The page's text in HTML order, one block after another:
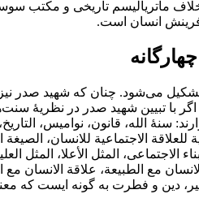
ماتریالیسم تاریخی و مکتب
انسان است‌‌‌‌.
١١٥‌‌‌‌، ٢٠٩٢١٠‌‌‌‌، ٢٦٢ و ٢٩٥٢٩٧) اگر با
سنۀ الله‌‌‌‌‌‌، قانون‌‌‌‌‌‌، نوامیس‌‌‌‌‌‌، التاریخ‌‌‌‌‌‌،
للعلاقة‌ الاجتماعیة للانسان‌‌‌‌‌‌،
الاجتماعی‌‌‌‌، المثل الأعلا‌‌‌‌،
دین و فطرت به گونه ایست که